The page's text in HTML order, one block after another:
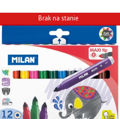
Brak na stanie